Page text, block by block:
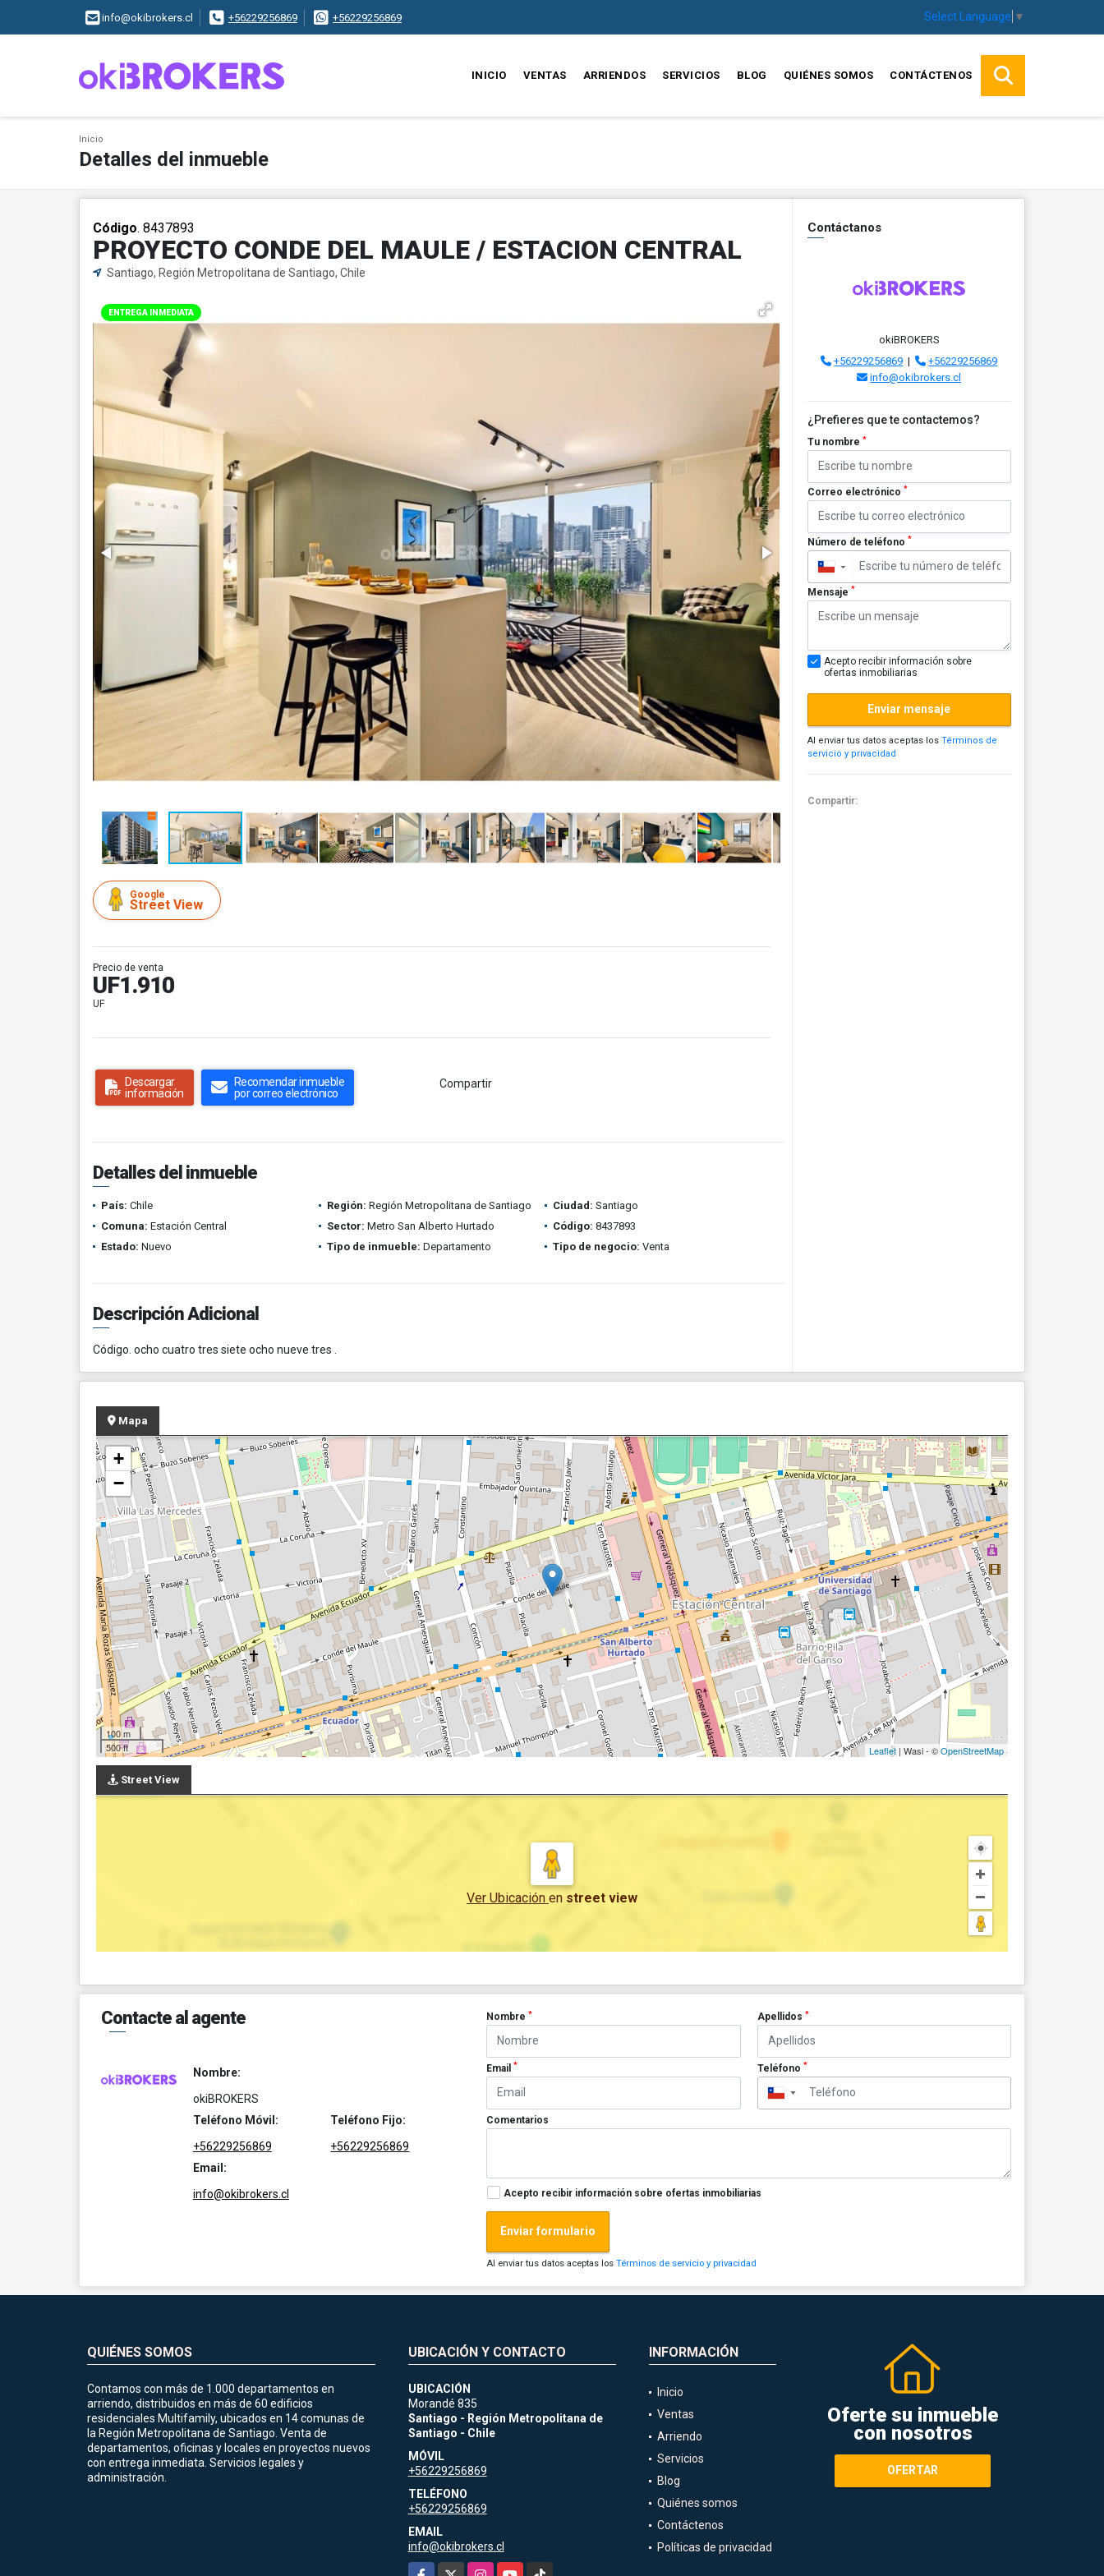
info@okibrokers.cl +56229256869 +56229256869 Select Language ▼
INICIO VENTAS ARRIENDOS SERVICIOS BLOG QUIÉNES SOMOS CONTÁCTENOS
Inicio
Detalles del inmueble
Código. 8437893
PROYECTO CONDE DEL MAULE / ESTACION CENTRAL
Santiago, Región Metropolitana de Santiago, Chile
ENTREGA INMEDIATA
Google
Street View
Precio de venta
UF1.910
UF
Descargar
información
Recomendar inmueble
por correo electrónico
Compartir
Detalles del inmueble
País: Chile Región: Región Metropolitana de Santiago Ciudad: Santiago
Comuna: Estación Central Sector: Metro San Alberto Hurtado Código: 8437893
Estado: Nuevo Tipo de inmueble: Departamento Tipo de negocio: Venta
Descripción Adicional
Código. ocho cuatro tres siete ocho nueve tres .
Contáctanos
okiBROKERS
+56229256869 |
+56229256869
info@okibrokers.cl
¿Prefieres que te contactemos?
Tu nombre *
Correo electrónico *
Número de teléfono *
▼
Mensaje *
Acepto recibir información sobre
ofertas inmobiliarias
Enviar mensaje
Al enviar tus datos aceptas los Términos de
servicio y privacidad
Compartir:
Mapa
+
−
100 m
500 ft
Leaflet | Wasi - ©OpenStreetMap
Street View
Ver Ubicación en street view
Contacte al agente
Nombre:
okiBROKERS
Teléfono Móvil:
+56229256869
Teléfono Fijo:
+56229256869
Email:
info@okibrokers.cl
Nombre* Apellidos *
Email* Teléfono *
▼
Comentarios
Acepto recibir información sobre ofertas inmobiliarias
Enviar formulario
Al enviar tus datos aceptas losTérminos de servicio y privacidad
QUIÉNES SOMOS
Contamos con más de 1.000 departamentos en
arriendo, distribuidos en más de 60 edificios
residenciales Multifamily, ubicados en 14 comunas de
la Región Metropolitana de Santiago. Venta de
departamentos, oficinas y locales en proyectos nuevos
con entrega inmediata. Servicios legales y
administración.
UBICACIÓN Y CONTACTO
UBICACIÓN
Morandé 835
Santiago - Región Metropolitana de
Santiago - Chile
MÓVIL
+56229256869
TELÉFONO
+56229256869
EMAIL
info@okibrokers.cl
Facebook
InstagramYouTubeTikTok
INFORMACIÓN
Inicio
Ventas
Arriendo
Servicios
Blog
Quiénes somos
Contáctenos
Políticas de privacidad
Oferte su inmueble
con nosotros
OFERTAR